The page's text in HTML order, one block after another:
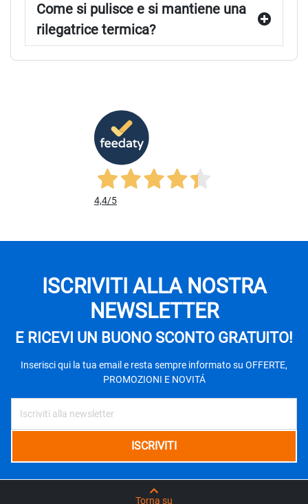
Come si pulisce e si mantiene una
rilegatrice termica?
4,4/5
ISCRIVITI ALLA NOSTRA
NEWSLETTER
E RICEVI UN BUONO SCONTO GRATUITO!
Inserisci qui la tua email e resta sempre informato su OFFERTE,
PROMOZIONI E NOVITÁ
Torna su